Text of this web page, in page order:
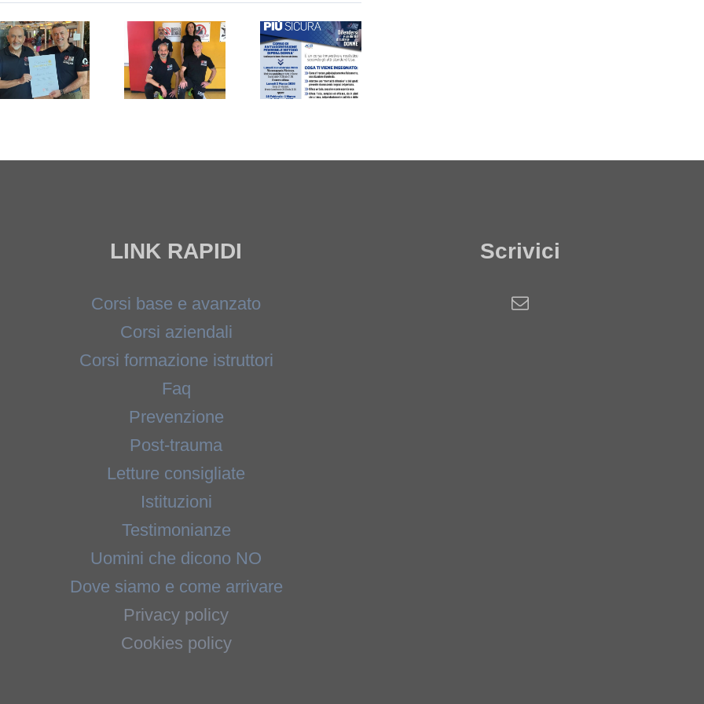
Difesa
Donna
– livello
base –
febbraio
antiaggressione
femminile
a
Sesto
Giovanni
LINK RAPIDI
Corsi base e avanzato
Corsi aziendali
Corsi formazione istruttori
Faq
Prevenzione
Post-trauma
Letture consigliate
Istituzioni
Testimonianze
Uomini che dicono NO
Dove siamo e come arrivare
Privacy policy
Cookies policy
Scrivici